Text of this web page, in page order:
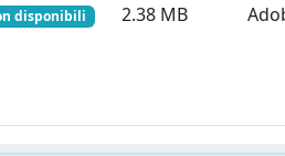
disponibili 2.38 MB